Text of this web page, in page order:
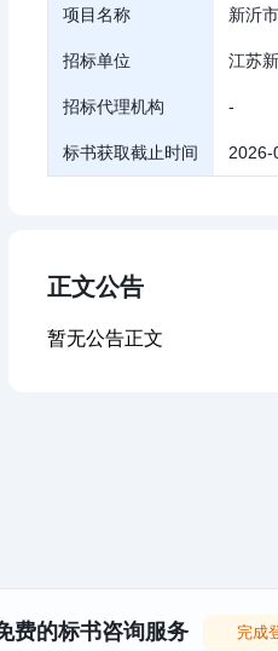
项目名称 新沂
招标单位 江苏
招标代理机构 -
标书获取截止时间 2026-
正文公告
暂无公告正文
费的标书咨询服务 完成